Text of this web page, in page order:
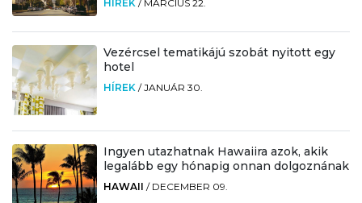
HÍREK / MÁRCIUS 22.
Vezércsel tematikájú szobát nyitott egy
hotel
HÍREK /JANUÁR 30.
Ingyen utazhatnak Hawaiira azok, akik
legalább egy hónapig onnan dolgoznának
HAWAII / DECEMBER 09.